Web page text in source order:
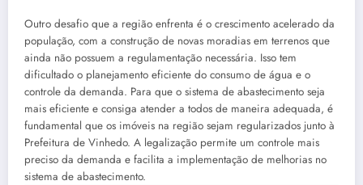
Outro desafio que a região enfrenta é o crescimento acelerado da
população, com a construção de novas moradias em terrenos que
ainda não possuem a regulamentação necessária. Isso tem
dificultado o planejamento eficiente do consumo de água e o
controle da demanda. Para que o sistema de abastecimento seja
mais eficiente e consiga atender a todos de maneira adequada, é
fundamental que os imóveis na região sejam regularizados junto à
Prefeitura de Vinhedo. A legalização permite um controle mais
preciso da demanda e facilita a implementação de melhorias no
sistema de abastecimento.